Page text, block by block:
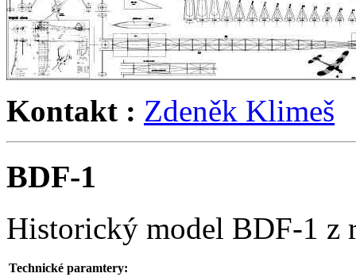
Kontakt : Zdeněk Klimeš
BDF-1
Historický model BDF-1 z
Technické paramtery: